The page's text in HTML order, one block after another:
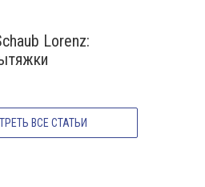
ВСЕ СТАТЬИ
Lorenz: